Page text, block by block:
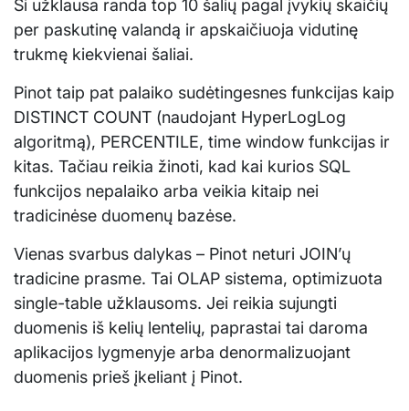
Ši užklausa randa top 10 šalių pagal įvykių skaičių
per paskutinę valandą ir apskaičiuoja vidutinę
trukmę kiekvienai šaliai.
Pinot taip pat palaiko sudėtingesnes funkcijas kaip
DISTINCT COUNT (naudojant HyperLogLog
algoritmą), PERCENTILE, time window funkcijas ir
kitas. Tačiau reikia žinoti, kad kai kurios SQL
funkcijos nepalaiko arba veikia kitaip nei
tradicinėse duomenų bazėse.
Vienas svarbus dalykas – Pinot neturi JOIN’ų
tradicine prasme. Tai OLAP sistema, optimizuota
single-table užklausoms. Jei reikia sujungti
duomenis iš kelių lentelių, paprastai tai daroma
aplikacijos lygmenyje arba denormalizuojant
duomenis prieš įkeliant į Pinot.